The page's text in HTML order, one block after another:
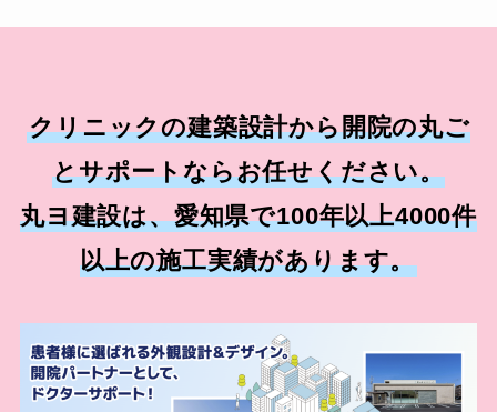
クリニックの建築設計から開院の丸ご
とサポートならお任せください。
丸ヨ建設は、愛知県で100年以上4000件
以上の施工実績があります。